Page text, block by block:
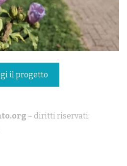
il progetto
– diritti riservati,